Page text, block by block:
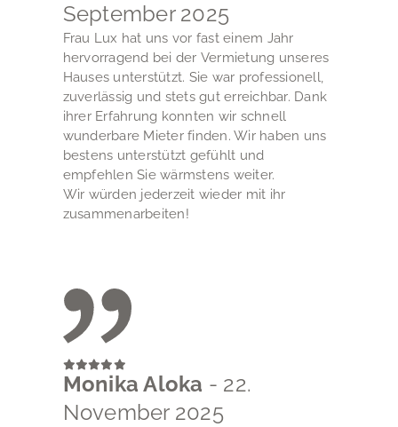
September 2025
Frau Lux hat uns vor fast einem Jahr
hervorragend bei der Vermietung unseres
Hauses unterstützt. Sie war professionell,
zuverlässig und stets gut erreichbar. Dank
ihrer Erfahrung konnten wir schnell
wunderbare Mieter finden. Wir haben uns
bestens unterstützt gefühlt und
empfehlen Sie wärmstens weiter.
Wir würden jederzeit wieder mit ihr
zusammenarbeiten!
Monika Aloka - 22.
November 2025